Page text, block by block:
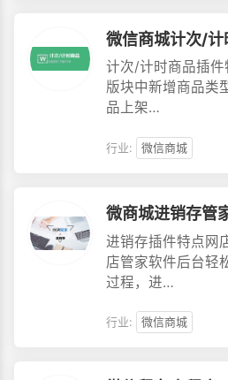
微信商城计次/计
计次/计时商品插
版块中新增商品类
品上架…
行业: 微信商城
微商城进销存管
进销存插件特点网
店管家软件后台轻
过程，进…
行业: 微信商城